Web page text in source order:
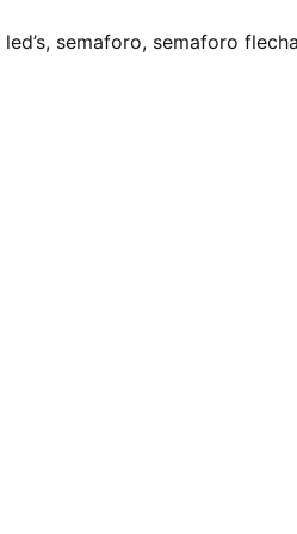
led’s, semaforo, semaforo